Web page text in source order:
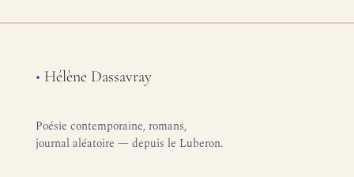
• Hélène Dassavray
Poésie contemporaine, romans,
journal aléatoire — depuis le Luberon.